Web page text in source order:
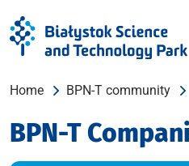
Home BPN-T community
BPN-T